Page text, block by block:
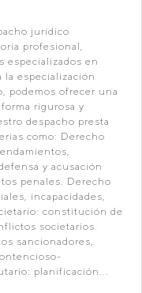
jurídico
profesional,
especializados en
la especialización
podemos ofrecer una
rigurosa y
despacho presta
como: Derecho
y acusación
penales. Derecho
incapacidades,
constitución de
societarios.
sancionadores,
planificación...